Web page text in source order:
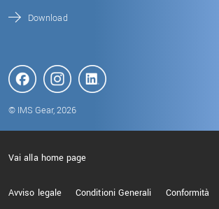
Download
© IMS Gear, 2026
Vai alla home page
Avviso legale Conditioni Generali Conformità